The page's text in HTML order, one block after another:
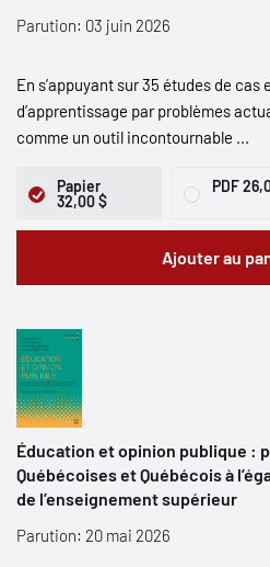
Parution: 03 juin 2026
En s’appuyant sur 35 études de cas
d’apprentissage par problèmes
comme un outil incontournable ...
Papier
32,00 $
PDF
Ajouter au
Éducation et opinion publique :
Québécoises et Québécois à
de l’enseignement supérieur
Parution: 20 mai 2026